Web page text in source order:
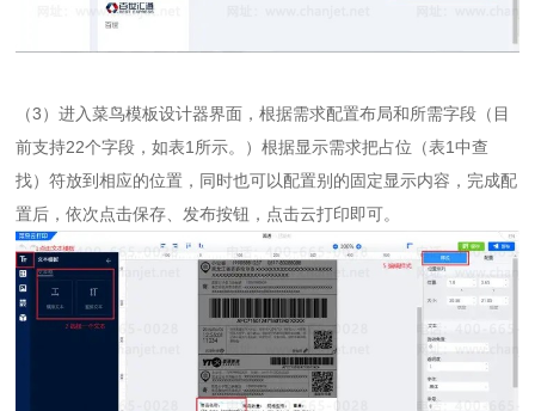
（3）进入菜鸟模板设计器界面，根据需求配置布局和所需字段（目
前支持22个字段，如表1所示。）根据显示需求把占位（表1中查
找）符放到相应的位置，同时也可以配置别的固定显示内容，完成配
置后，依次点击保存、发布按钮，点击云打印即可。